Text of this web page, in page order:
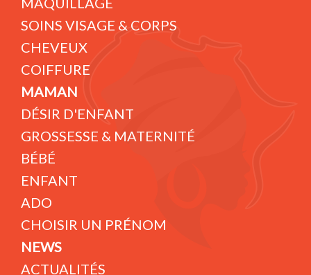
SOINS VISAGE & CORPS
CHEVEUX
COIFFURE
MAMAN
DÉSIR D'ENFANT
GROSSESSE & MATERNITÉ
BÉBÉ
ENFANT
ADO
CHOISIR UN PRÉNOM
NEWS
ACTUALITÉS